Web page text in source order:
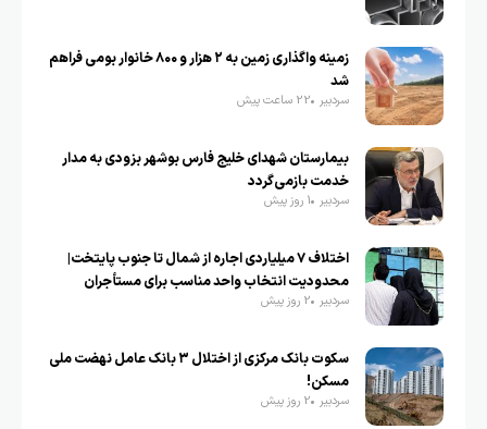
زمینه واگذاری زمین به ۲ هزار و ۸۰۰ خانوار بومی فراهم
شد
سردبیر 22 ساعت پیش
بیمارستان شهدای خلیج فارس بوشهر بزودی به مدار
خدمت بازمی‌گردد
سردبیر 1 روز پیش
اختلاف ۷ میلیاردی اجاره از شمال تا جنوب پایتخت|
محدودیت انتخاب واحد مناسب برای مستأجران
سردبیر 2 روز پیش
سکوت بانک مرکزی از اختلال ۳ بانک عامل نهضت ملی
مسکن!
سردبیر 2 روز پیش